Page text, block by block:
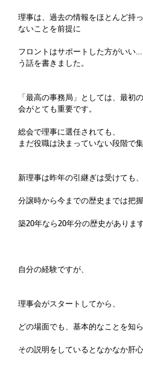
理事は、過去の情報をほとんど持
ないことを前提に
フロントはサポートした方がいい
う話を書きました。
「最高の事務局」としては、最初
会がとても重要です。
総会で理事に選任されても、
まだ役職は決まっていない段階で
新理事は昨年の引継ぎは受けても、
分譲時から今までの歴史までは把
築20年なら20年分の歴史があります
自分の経験ですが、
理事会がスタートしてから、
どの場面でも、基本的なことを知
その説明をしているとなかなか肝